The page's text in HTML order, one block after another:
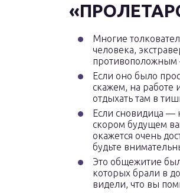
Многие
человека,
противоположным
Если оно было
скажем, на работе
отдыхать там в
Если сновидица —
скором будущем
окажется очень
будьте
Это общежитие
которых брали в
видели, что вы